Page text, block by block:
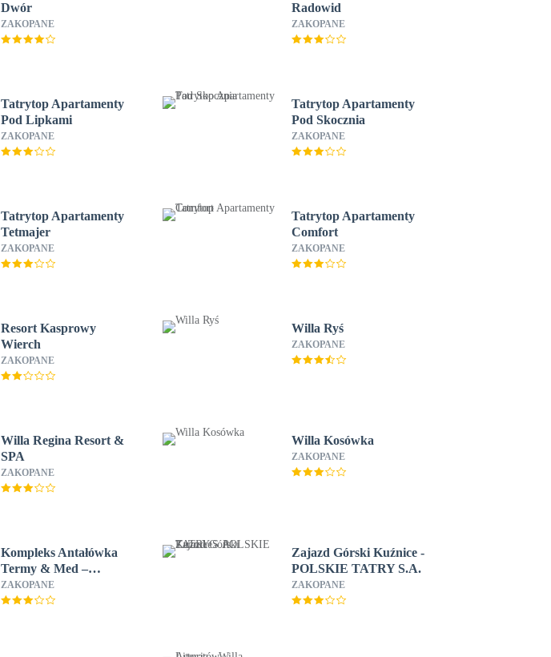
Dwór
ZAKOPANE
Radowid
ZAKOPANE
Tatrytop Apartamenty
Pod Lipkami
ZAKOPANE
Tatrytop Apartamenty
Pod Skocznia
ZAKOPANE
Tatrytop Apartamenty
Tetmajer
ZAKOPANE
Tatrytop Apartamenty
Comfort
ZAKOPANE
Resort Kasprowy
Wierch
ZAKOPANE
Willa Ryś
ZAKOPANE
Willa Regina Resort &
SPA
ZAKOPANE
Willa Kosówka
ZAKOPANE
Kompleks Antałówka
Termy & Med –
POLSKIE TATRY S.A.
ZAKOPANE
Zajazd Górski Kuźnice -
POLSKIE TATRY S.A.
ZAKOPANE